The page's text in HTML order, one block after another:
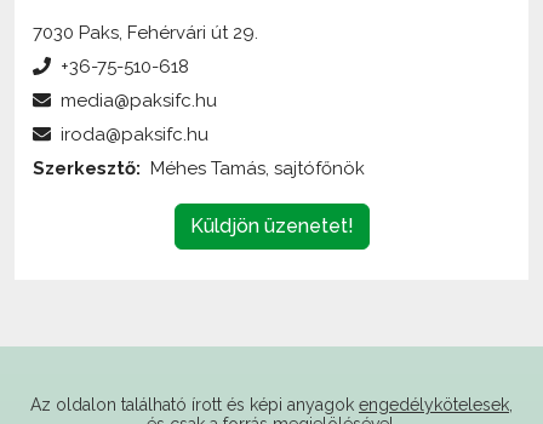
Küldjön üzenetet!
internetes felhasználás esetén élő hivatkozás elhelyezésével
(forrás: paksifc.hu) használhatóak fel.